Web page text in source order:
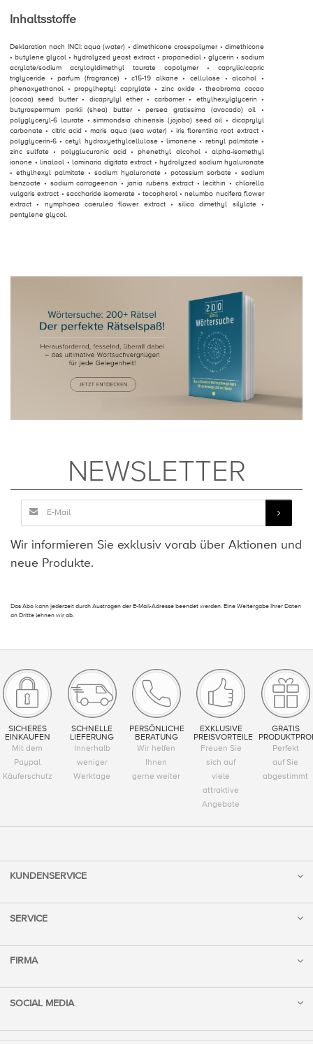
Inhaltsstoffe
Deklaration nach INCI: aqua (water) • dimethicone crosspolymer • dimethicone
• butylene glycol • hydrolyzed yeast extract • propanediol • glycerin • sodium
acrylate/sodium acryloyldimethyl taurate copolymer • caprylic/capric
triglyceride • parfum (fragrance) • c15-19 alkane • cellulose • alcohol •
phenoxyethanol • propylheptyl caprylate • zinc oxide • theobroma cacao
(cocoa) seed butter • dicaprylyl ether • carbomer • ethylhexylglycerin •
butyrospermum parkii (shea) butter • persea gratissima (avocado) oil •
polyglyceryl-6 laurate • simmondsia chinensis (jojoba) seed oil • dicaprylyl
carbonate • citric acid • maris aqua (sea water) • iris florentina root extract •
polyglycerin-6 • cetyl hydroxyethylcellulose • limonene • retinyl palmitate •
zinc sulfate • polyglucuronic acid • phenethyl alcohol • alpha-isomethyl
ionone • linalool • laminaria digitata extract • hydrolyzed sodium hyaluronate
• ethylhexyl palmitate • sodium hyaluronate • potassium sorbate • sodium
benzoate • sodium carrageenan • jania rubens extract • lecithin • chlorella
vulgaris extract • saccharide isomerate • tocopherol • nelumbo nucifera flower
extract • nymphaea caerulea flower extract • silica dimethyl silylate •
pentylene glycol.
NEWSLETTER
Wir informieren Sie exklusiv vorab über Aktionen und
neue Produkte.
Das Abo kann jederzeit durch Austragen der E-Mail-Adresse beendet werden. Eine Weitergabe Ihrer Daten
an Dritte lehnen wir ab.
SICHERES
EINKAUFEN
Mit dem
Paypal
Käuferschutz
SCHNELLE
LIEFERUNG
Innerhalb
weniger
Werktage
PERSÖNLICHE
BERATUNG
Wir helfen
Ihnen
gerne weiter
EXKLUSIVE
PREISVORTEILE
Freuen Sie
sich auf
viele
attraktive
Angebote
GRATIS
Perfekt
auf Sie
abgestimmt
KUNDENSERVICE
SERVICE
FIRMA
SOCIAL MEDIA